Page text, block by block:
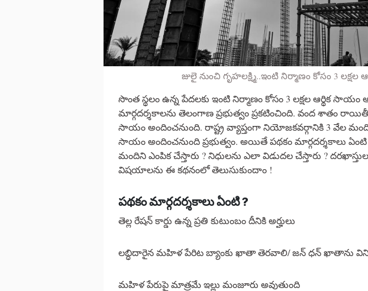
జులై నుంచి గృహలక్ష్మి..ఇంటి నిర్మాణం కోసం 3 లక్షల
సొంత స్థలం ఉన్న పేదలకు ఇంటి నిర్మాణం కోసం 3 లక్షల ఆర్థిక సాయం
మార్గదర్శకాలను తెలంగాణ ప్రభుత్వం ప్రకటించింది. వంద శాతం
సాయం అందించనుంది. రాష్ట్ర వ్యాప్తంగా నియోజకవర్గానికి 3 వేల మంది
సాయం అందించనుంది ప్రభుత్వం. అయితే పథకం మార్గదర్శకాలు ఏంటి ?
మందిని ఎంపిక చేస్తారు ? నిధులను ఎలా విడుదల చేస్తారు ?
విషయాలను ఈ కథనంలో తెలుసుకుందాం !
పథకం మార్గదర్శకాలు ఏంటి ?
తెల్ల రేషన్ కార్డు ఉన్న ప్రతి కుటుంబం దీనికి అర్హులు
లబ్ధిదారైన మహిళ పేరిట బ్యాంకు ఖాతా తెరవాలి/ జన్ ధన్ ఖాతాను
మహిళ పేరుపై మాత్రమే ఇల్లు మంజూరు అవుతుంది